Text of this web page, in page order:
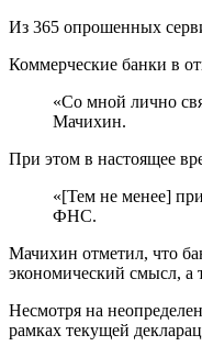
Из 365 опрошенных
Коммерческие банки в
«Со мной лично
Мачихин.
При этом в настоящее
«[Тем не менее]
ФНС.
Мачихин отметил, что
экономический смысл, а
Несмотря на
рамках текущей